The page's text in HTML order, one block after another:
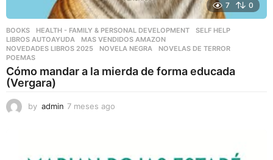
7 0
BOOKS ,HEALTH - FAMILY & PERSONAL DEVELOPMENT ,SELF HELP
LIBROS AUTOAYUDA
,MAS VENDIDOS AMAZON
NOVEDADES LIBROS 2025
,NOVELA NEGRA ,NOVELAS DE TERROR
POEMAS
Cómo mandar a la mierda de forma educada
(Vergara)
by admin 7 meses ago